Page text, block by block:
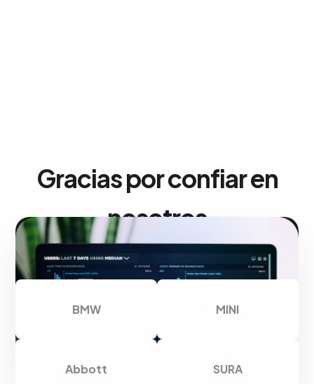
Gracias por confiar en
nosotros
BMW MINI
Abbott SURA